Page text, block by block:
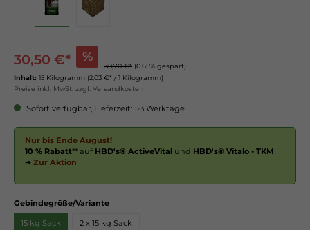
30,50 €* %
30,70 €* (0.65% gespart)
Inhalt: 15 Kilogramm (2,03 €* / 1 Kilogramm)
Preise inkl. MwSt. zzgl. Versandkosten
Sofort verfügbar, Lieferzeit: 1-3 Werktage
Nur bis Ende August!
10 % Rabatt** auf HBD's® ActiveVital und HBD's® Vitalo - TKM
➔ Zur Aktion
Gebindegröße/Variante
15 kg Sack 2 x 15 kg Sack